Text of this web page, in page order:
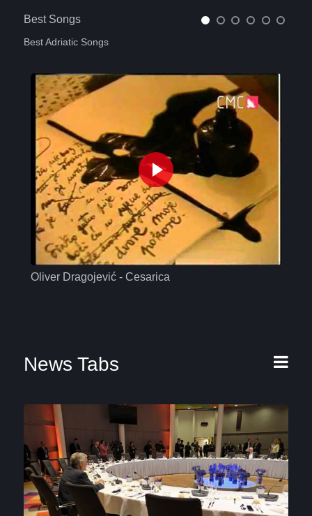
Best Songs
Best Adriatic Songs
Oliver Dragojević - Cesarica
News Tabs